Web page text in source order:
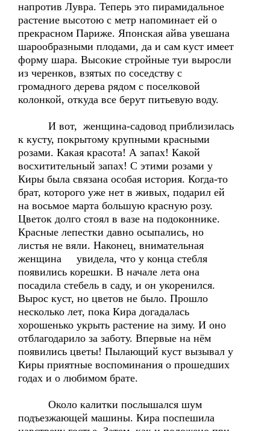
напротив Лувра. Теперь это пирамидальное
растение высотою с метр напоминает ей о
прекрасном Париже. Японская айва увешана
шарообразными плодами, да и сам куст имеет
форму шара. Высокие стройные туи выросли
из черенков, взятых по соседству с
громадного дерева рядом с поселковой
колонкой, откуда все берут питьевую воду.
И вот, женщина-садовод приблизилась
к кусту, покрытому крупными красными
розами. Какая красота! А запах! Какой
восхитительный запах! С этими розами у
Киры была связана особая история. Когда-то
брат, которого уже нет в живых, подарил ей
на восьмое марта большую красную розу.
Цветок долго стоял в вазе на подоконнике.
Красные лепестки давно осыпались, но
листья не вяли. Наконец, внимательная
женщина увидела, что у конца стебля
появились корешки. В начале лета она
посадила стебель в саду, и он укоренился.
Вырос куст, но цветов не было. Прошло
несколько лет, пока Кира догадалась
хорошенько укрыть растение на зиму. И оно
отблагодарило за заботу. Впервые на нём
появились цветы! Пылающий куст вызывал у
Киры приятные воспоминания о прошедших
годах и о любимом брате.
Около калитки послышался шум
подъезжающей машины. Кира поспешила